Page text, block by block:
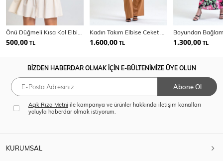
500,00 TL 1.600,00 TL 1.300,00 TL
BİZDEN HABERDAR OLMAK İÇİN E-BÜLTENİMİZE ÜYE OLUN
Abone Ol
Açık Rıza Metni ile kampanya ve ürünler hakkında iletişim kanalları
yoluyla haberdar olmak istiyorum.
KURUMSAL